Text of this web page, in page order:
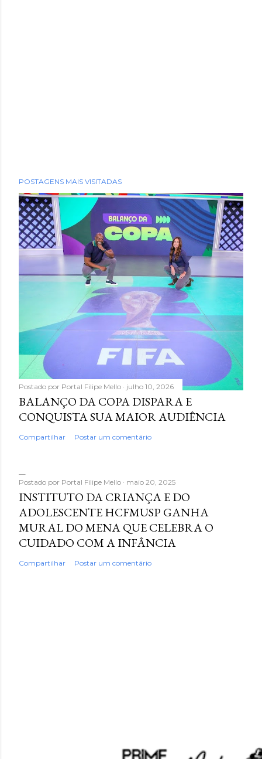
POSTAGENS MAIS VISITADAS
Postado por Portal Filipe Mello julho 10, 2026
BALANÇO DA COPA DISPARA E
CONQUISTA SUA MAIOR AUDIÊNCIA
Compartilhar Postar um comentário
Postado por Portal Filipe Mello maio 20, 2025
INSTITUTO DA CRIANÇA E DO
ADOLESCENTE HCFMUSP GANHA
MURAL DO MENA QUE CELEBRA O
CUIDADO COM A INFÂNCIA
Compartilhar Postar um comentário